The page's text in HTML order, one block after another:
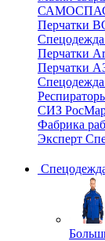
Перчатки
Перчатки
Перчатки
СИЗ
Фабрика
Эксперт